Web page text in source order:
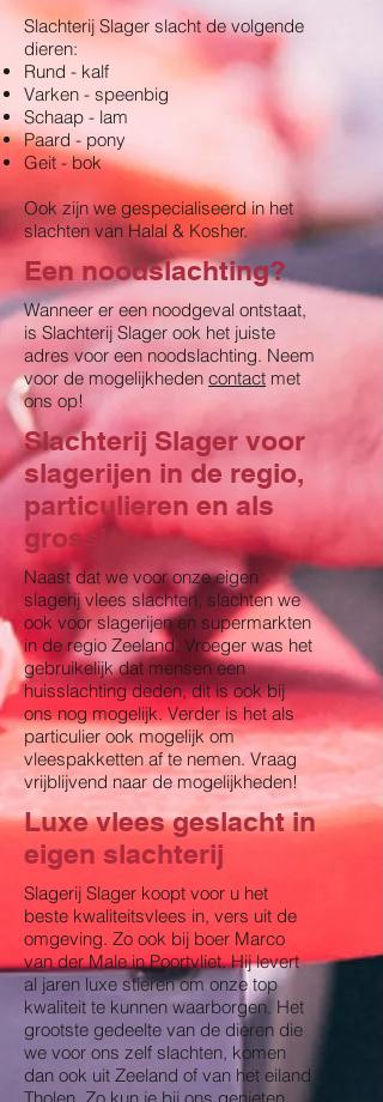
Slachterij Slager slacht de volgende
dieren:
Rund - kalf
Varken - speenbig
Schaap - lam
Paard - pony
Geit - bok
Ook zijn we gespecialiseerd in het
slachten van Halal & Kosher.
Een noodslachting?
Wanneer er een noodgeval ontstaat,
is Slachterij Slager ook het juiste
adres voor een noodslachting. Neem
voor de mogelijkheden contact met
ons op!
Slachterij Slager voor
slagerijen in de regio,
particulieren en als
grossier
Naast dat we voor onze eigen
slagerij vlees slachten, slachten we
ook voor slagerijen en supermarkten
in de regio Zeeland. Vroeger was het
gebruikelijk dat mensen een
huisslachting deden, dit is ook bij
ons nog mogelijk. Verder is het als
particulier ook mogelijk om
vleespakketten af te nemen. Vraag
vrijblijvend naar de mogelijkheden!
Luxe vlees geslacht in
eigen slachterij
Slagerij Slager koopt voor u het
beste kwaliteitsvlees in, vers uit de
omgeving. Zo ook bij boer Marco
van der Male in Poortvliet. Hij levert
al jaren luxe stieren om onze top
kwaliteit te kunnen waarborgen. Het
grootste gedeelte van de dieren die
we voor ons zelf slachten, komen
dan ook uit Zeeland of van het eiland